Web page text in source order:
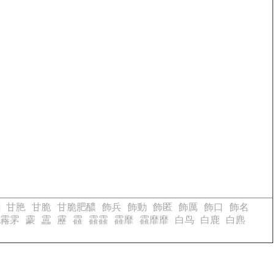
甘脃 甘脆 甘脆肥醲 飾兵 飾動 飾匿 飾厲 飾口
飾名
霿雺 靀 靁 靂 靃 靃靃 靃靡 靃靡靡 白鸟 白鹿
白麃